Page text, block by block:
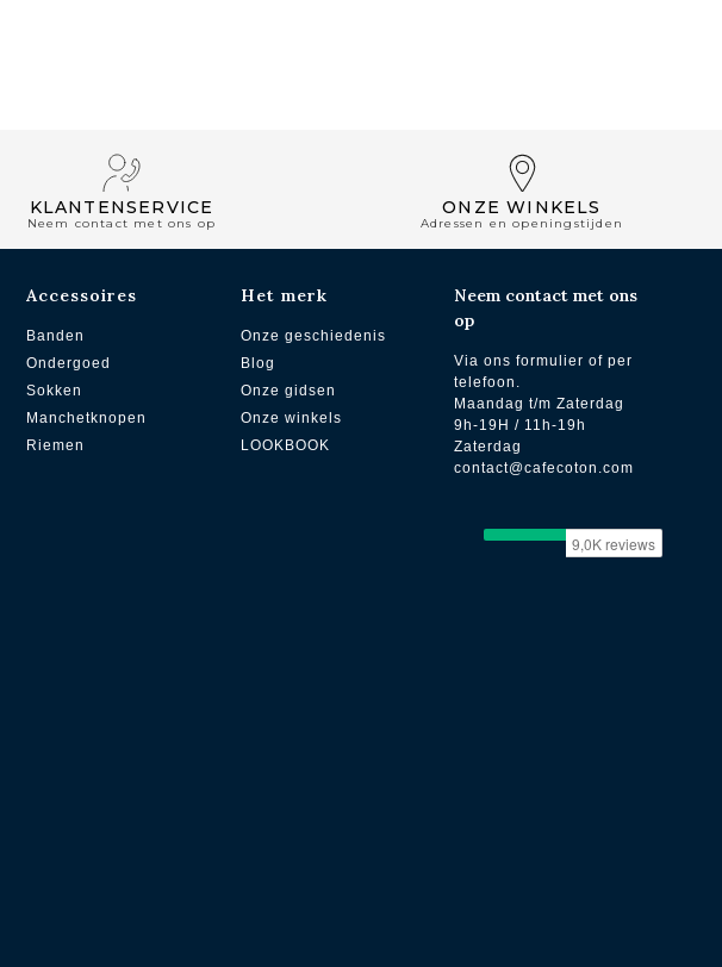
KLANTENSERVICE
Neem contact met ons op
ONZE WINKELS
Adressen en openingstijden
Accessoires
Banden
Ondergoed
Sokken
Manchetknopen
Riemen
Het merk
Onze geschiedenis
Blog
Onze gidsen
Onze winkels
LOOKBOOK
Neem contact met ons
op
Via ons formulier of per
telefoon.
Maandag t/m Zaterdag
9h-19H / 11h-19h
Zaterdag
contact@cafecoton.com